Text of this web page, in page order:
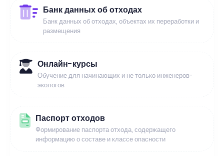
Банк данных об отходах
Банк данных об отходах, объектах их переработки и
размещения
Онлайн-курсы
Обучение для начинающих и не только инженеров-
экологов
Паспорт отходов
Формирование паспорта отхода, содержащего
информацию о составе и классе опасности